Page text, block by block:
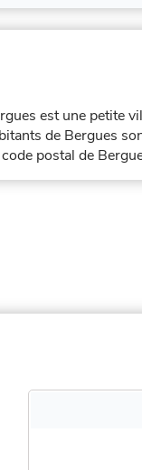
est une petite
de Bergues
code postal de